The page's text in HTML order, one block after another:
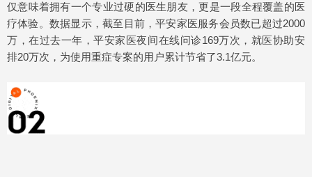
仅意味着拥有一个专业过硬的医生朋友，更是一段全程覆盖的医
疗体验。数据显示，截至目前，平安家医服务会员数已超过2000
万，在过去一年，平安家医夜间在线问诊169万次，就医协助安
排20万次，为使用重症专案的用户累计节省了3.1亿元。